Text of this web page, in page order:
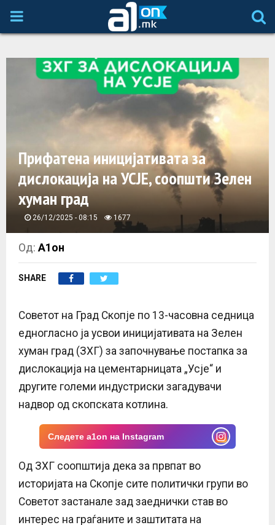
P
A
R
M
E
N
U
Прифатена иницијативата за
дислокација на УСЈЕ, соопшти Зелен
хуман град
26/12/2025 - 08:15 1677
Од:А1он
SHARE
Советот на Град Скопје по 13-часовна седница
едногласно ја усвои иницијативата на Зелен
хуман град (ЗХГ) за започнување постапка за
дислокација на цементарницата „Усје“ и
другите големи индустриски загадувачи
надвор од скопската котлина.
Следете a1on на Instagram
Од ЗХГ соопштија дека за првпат во
историјата на Скопје сите политички групи во
Советот застанале зад заеднички став во
интерес на граѓаните и заштитата на